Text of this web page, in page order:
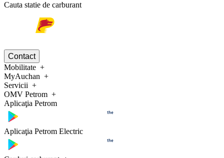
Cauta statie de carburant
Contact
Mobilitate
MyAuchan
Servicii
OMV Petrom
Aplicaţia Petrom
Aplicaţia Petrom Electric